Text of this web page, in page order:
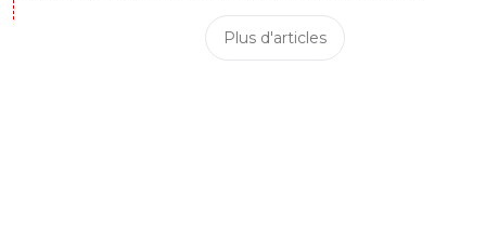
Plus d'articles